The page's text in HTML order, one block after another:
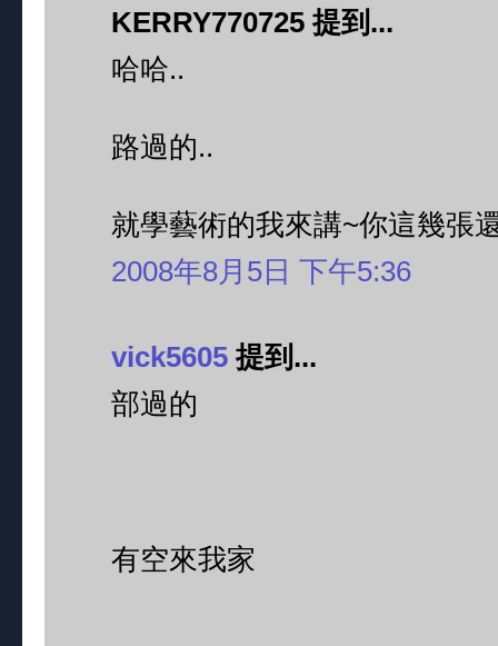
KERRY770725 提到...
哈哈..
路過的..
就學藝術的我來講~你這幾張
2008年8月5日 下午5:36
vick5605 提到...
部過的
有空來我家